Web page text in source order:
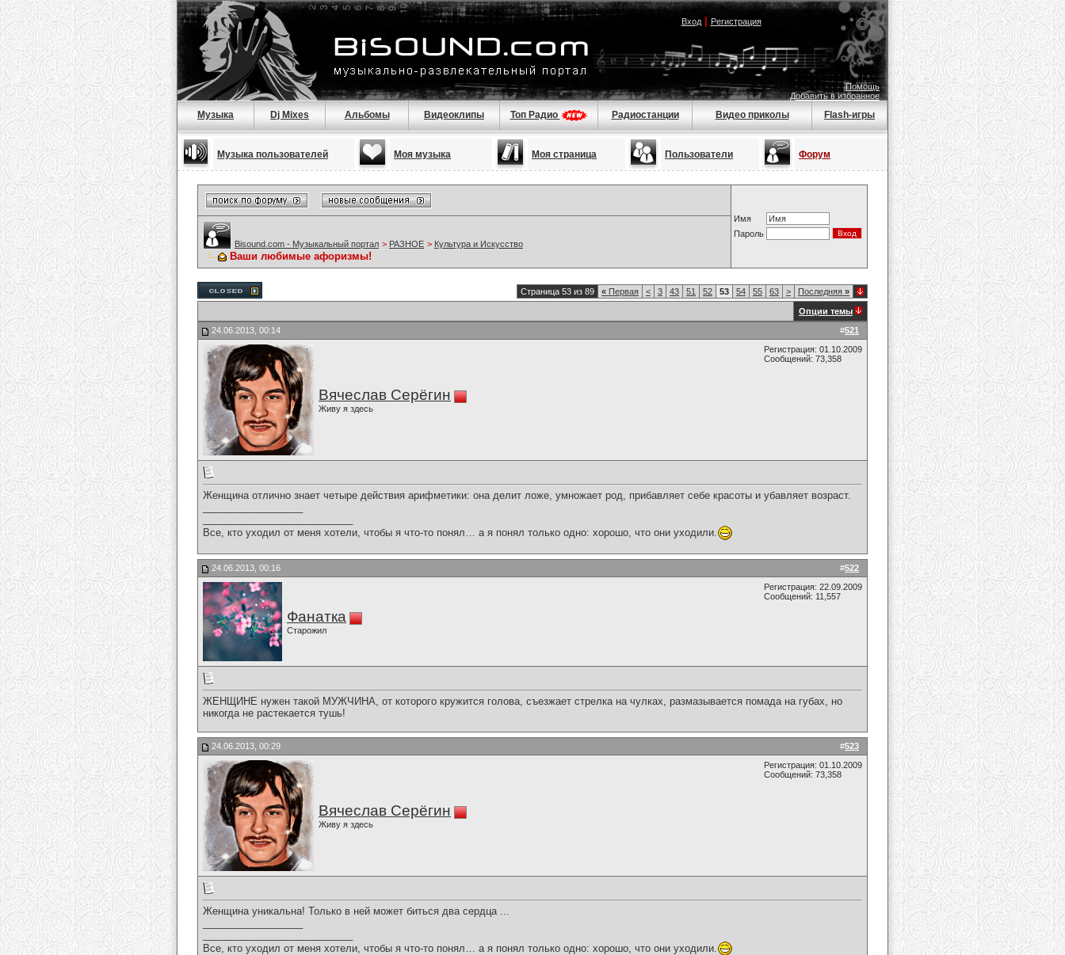
Вход| Регистрация
Помощь
Добавить в избранное
Музыка Dj Mixes Альбомы Видеоклипы Топ Радио Радиостанции Видео приколы Flash-игры
Музыка пользователей Моя музыка Моя страница Пользователи Форум
Имя
Пароль
Bisound.com - Музыкальный портал > РАЗНОЕ > Культура и Искусство
Ваши любимые афоризмы!
Страница 53 из 89 « Первая < 3 43 51 52 53 54 55 63 > Последняя »
Опции темы
#521
24.06.2013, 00:14
Вячеслав Серёгин
Живу я здесь
Регистрация: 01.10.2009
Сообщений: 73,358
Женщина отлично знает четыре действия арифметики: она делит ложе, умножает род, прибавляет себе красоты и убавляет возраст.
Все, кто уходил от меня хотели, чтобы я что-то понял… а я понял только одно: хорошо, что они уходили.
#522
24.06.2013, 00:16
Фанатка
Старожил
Регистрация: 22.09.2009
Сообщений: 11,557
ЖЕНЩИНЕ нужен такой МУЖЧИНА, от которого кружится голова, съезжает стрелка на чулках, размазывается помада на губах, но
никогда не растекается тушь!
#523
24.06.2013, 00:29
Вячеслав Серёгин
Живу я здесь
Регистрация: 01.10.2009
Сообщений: 73,358
Женщина уникальна! Только в ней может биться два сердца ...
Все, кто уходил от меня хотели, чтобы я что-то понял… а я понял только одно: хорошо, что они уходили.